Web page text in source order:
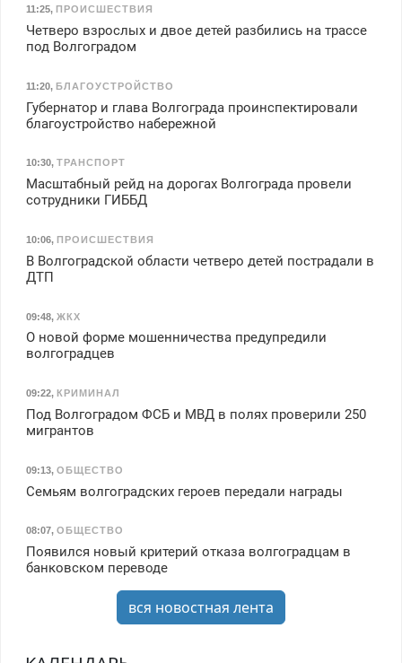
11:25, ПРОИСШЕСТВИЯ
Четверо взрослых и двое детей разбились на трассе
под Волгоградом
11:20, БЛАГОУСТРОЙСТВО
Губернатор и глава Волгограда проинспектировали
благоустройство набережной
10:30, ТРАНСПОРТ
Масштабный рейд на дорогах Волгограда провели
сотрудники ГИББД
10:06, ПРОИСШЕСТВИЯ
В Волгоградской области четверо детей пострадали в
ДТП
09:48, ЖКХ
О новой форме мошенничества предупредили
волгоградцев
09:22, КРИМИНАЛ
Под Волгоградом ФСБ и МВД в полях проверили 250
мигрантов
09:13, ОБЩЕСТВО
Семьям волгоградских героев передали награды
08:07, ОБЩЕСТВО
Появился новый критерий отказа волгоградцам в
банковском переводе
вся новостная лента